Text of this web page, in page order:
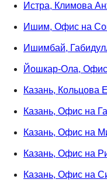
Истра, Климова
Ишим, Офис на
Ишимбай,
Йошкар-Ола,
Казань, Кольцова
Казань, Офис на
Казань, Офис на
Казань, Офис на
Казань, Офис на